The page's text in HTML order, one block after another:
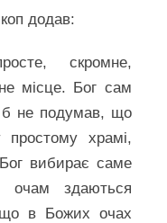
додав:
скромне,
місце. Бог сам
б не подумав, що
храмі,
вибирає саме
очам здаються
в Божих очах